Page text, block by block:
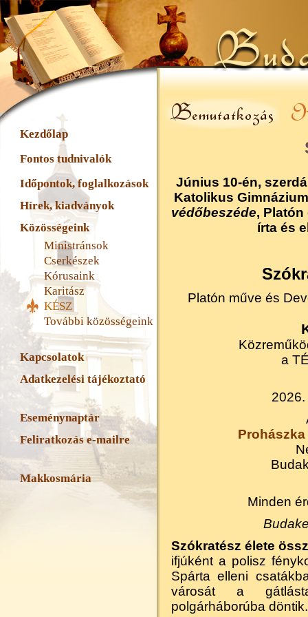
Kezdőlap
Fontos tudnivalók
Időpontok, foglalkozások
Hírek, kiadványok
Közösségeink
Ministránsok
Cserkészek
Kórusaink
Karitász
KÉSZ
További közösségeink
Kapcsolatok
Adatkezelési tájékoztató
Eseménynaptár
Feliratkozás e-mailre
Makkosmária
Június 10-én,
Katolikus
védőbeszéde,
írta és
Platón műve és
a
2026.
Minden
Szókratész élete
ifjúként a polisz
Spárta elleni
városát a
polgárháborúba döntik.